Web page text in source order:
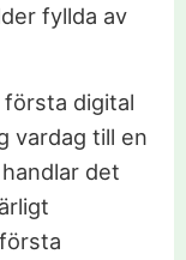
fyllda av
första digital
vardag till en
det